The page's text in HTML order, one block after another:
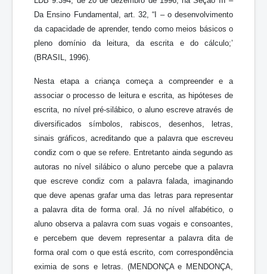
Da Ensino Fundamental, art. 32, “I – o desenvolvimento
da capacidade de aprender, tendo como meios básicos o
pleno domínio da leitura, da escrita e do cálculo;’
(BRASIL, 1996).
Nesta etapa a criança começa a compreender e a
associar o processo de leitura e escrita, as hipóteses de
escrita, no nível pré-silábico, o aluno escreve através de
diversificados símbolos, rabiscos, desenhos, letras,
sinais gráficos, acreditando que a palavra que escreveu
condiz com o que se refere. Entretanto ainda segundo as
autoras no nível silábico o aluno percebe que a palavra
que escreve condiz com a palavra falada, imaginando
que deve apenas grafar uma das letras para representar
a palavra dita de forma oral. Já no nível alfabético, o
aluno observa a palavra com suas vogais e consoantes,
e percebem que devem representar a palavra dita de
forma oral com o que está escrito, com correspondência
eximia de sons e letras. (MENDONÇA e MENDONÇA,